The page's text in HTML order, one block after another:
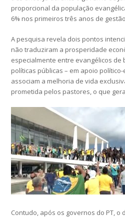
proporcional da população
6% nos primeiros três anos de
A pesquisa revela dois pontos
não traduziram a prosperidade
especialmente entre evangélicos
políticas públicas – em apoio
associam a melhoria de vida
prometida pelos pastores, o que
Contudo, após os governos do PT, o